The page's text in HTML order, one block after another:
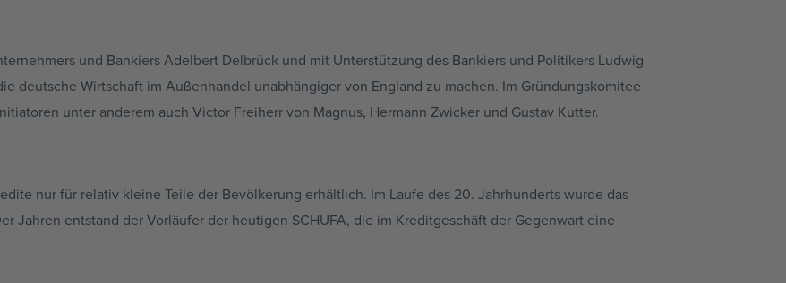
und Bankiers Adelbert Delbrück und mit Unterstützung des Bankiers und Politikers Ludwig
deutsche Wirtschaft im Außenhandel unabhängiger von England zu machen. Im Gründungskomitee
unter anderem auch Victor Freiherr von Magnus, Hermann Zwicker und Gustav Kutter.
nur für relativ kleine Teile der Bevölkerung erhältlich. Im Laufe des 20. Jahrhunderts wurde das
Jahren entstand der Vorläufer der heutigen SCHUFA, die im Kreditgeschäft der Gegenwart eine